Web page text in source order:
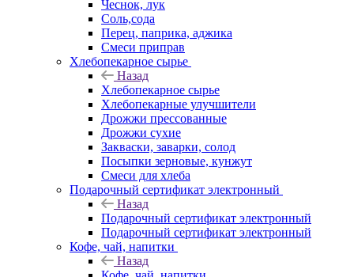
Чеснок, лук
Соль,сода
Перец, паприка, аджика
Смеси приправ
Хлебопекарное сырье
Назад
Хлебопекарное сырье
Хлебопекарные улучшители
Дрожжи прессованные
Дрожжи сухие
Закваски, заварки, солод
Посыпки зерновые, кунжут
Смеси для хлеба
Подарочный сертификат электронный
Назад
Подарочный сертификат электронный
Подарочный сертификат электронный
Кофе, чай, напитки
Назад